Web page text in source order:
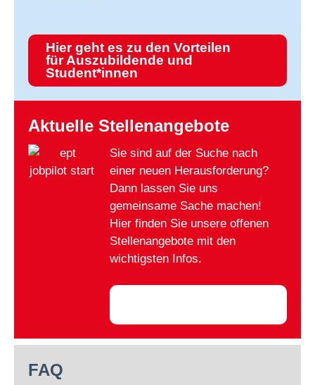
Hier geht es zu den Vorteilen
für Auszubildende und
Student*innen
Aktuelle Stellenangebote
Sie sind auf der Suche nach
einer neuen Herausforderung?
Dann lassen Sie uns
gemeinsame Sache machen!
Hier finden Sie unsere offenen
Stellenangebote mit den
wichtigsten Infos.
FAQ